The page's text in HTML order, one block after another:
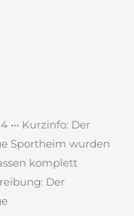
••• Kurzinfo: Der
Sportheim wurden
komplett
Der